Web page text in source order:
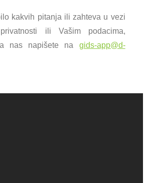
kakvih pitanja ili zahteva u vezi
ili Vašim podacima,
nas napišete na gids-app@d-